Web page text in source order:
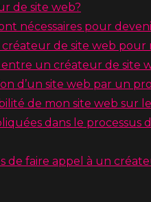
de site web?
nécessaires pour
de site web pour
un créateur de site
d’un site web par un
de mon site web sur
dans le processus
de faire appel à un